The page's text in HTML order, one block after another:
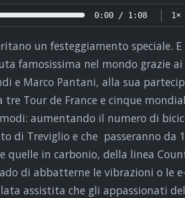
0:00 / 1:08 1×
un festeggiamento speciale. E
famosissima nel mondo grazie ai
e Marco Pantani, alla sua
tre Tour de France e cinque
aumentando il numero di
di Treviglio e che passeranno da
quelle in carbonio, della linea
di abbatterne le vibrazioni o le
assistita che gli appassionati